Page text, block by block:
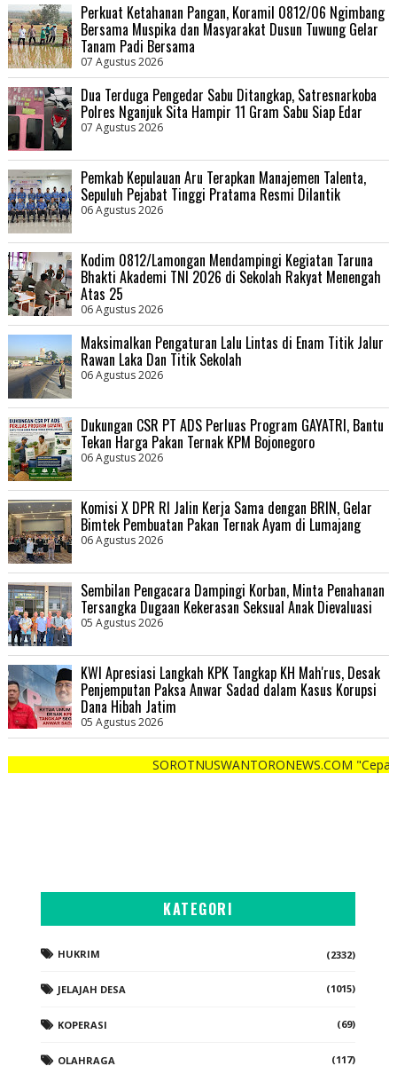
Perkuat Ketahanan Pangan, Koramil 0812/06 Ngimbang
Bersama Muspika dan Masyarakat Dusun Tuwung Gelar
Tanam Padi Bersama
07 Agustus 2026
Dua Terduga Pengedar Sabu Ditangkap, Satresnarkoba
Polres Nganjuk Sita Hampir 11 Gram Sabu Siap Edar
07 Agustus 2026
Pemkab Kepulauan Aru Terapkan Manajemen Talenta,
Sepuluh Pejabat Tinggi Pratama Resmi Dilantik
06 Agustus 2026
Kodim 0812/Lamongan Mendampingi Kegiatan Taruna
Bhakti Akademi TNI 2026 di Sekolah Rakyat Menengah
Atas 25
06 Agustus 2026
Maksimalkan Pengaturan Lalu Lintas di Enam Titik Jalur
Rawan Laka Dan Titik Sekolah
06 Agustus 2026
Dukungan CSR PT ADS Perluas Program GAYATRI, Bantu
Tekan Harga Pakan Ternak KPM Bojonegoro
06 Agustus 2026
Komisi X DPR RI Jalin Kerja Sama dengan BRIN, Gelar
Bimtek Pembuatan Pakan Ternak Ayam di Lumajang
06 Agustus 2026
Sembilan Pengacara Dampingi Korban, Minta Penahanan
Tersangka Dugaan Kekerasan Seksual Anak Dievaluasi
05 Agustus 2026
KWI Apresiasi Langkah KPK Tangkap KH Mah'rus, Desak
Penjemputan Paksa Anwar Sadad dalam Kasus Korupsi
Dana Hibah Jatim
05 Agustus 2026
SOROTNUSWANTORONEWS.COM "Cepat , Tepat,
KATEGORI
HUKRIM (2332)
JELAJAH DESA (1015)
KOPERASI (69)
OLAHRAGA (117)